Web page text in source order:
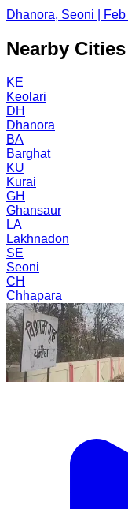
Dhanora, Seoni |
Nearby Cities
KE
Keolari
DH
Dhanora
BA
Barghat
KU
Kurai
GH
Ghansaur
LA
Lakhnadon
SE
Seoni
CH
Chhapara